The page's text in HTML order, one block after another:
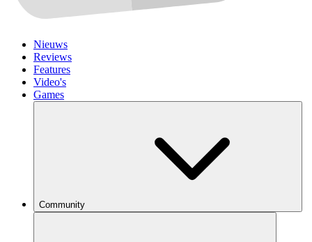
Nieuws
Reviews
Features
Video's
Games
Community